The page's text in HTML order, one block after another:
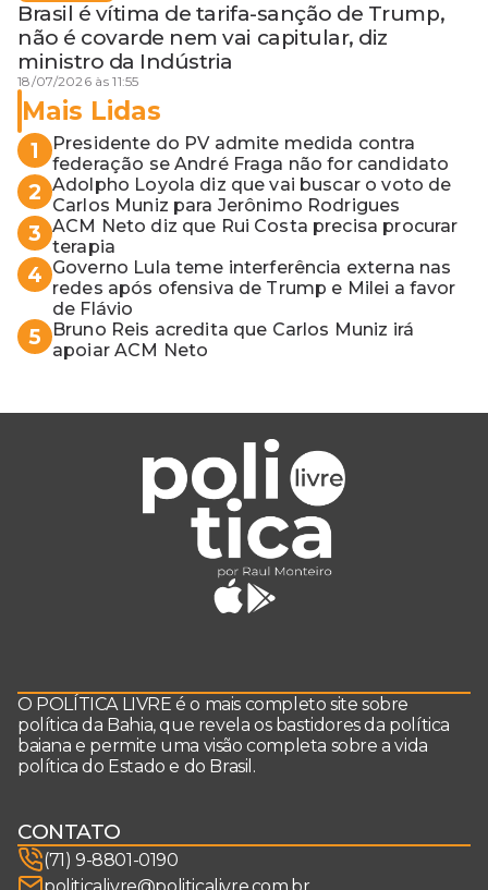
Brasil é vítima de tarifa-sanção de Trump,
não é covarde nem vai capitular, diz
ministro da Indústria
18/07/2026 às 11:55
Mais Lidas
1
Presidente do PV admite medida contra
federação se André Fraga não for candidato
2 Adolpho Loyola diz que vai buscar o voto de
Carlos Muniz para Jerônimo Rodrigues
3 ACM Neto diz que Rui Costa precisa procurar
terapia
4 Governo Lula teme interferência externa nas
redes após ofensiva de Trump e Milei a favor
de Flávio
5
Bruno Reis acredita que Carlos Muniz irá
apoiar ACM Neto
O POLÍTICA LIVRE é o mais completo site sobre
política da Bahia, que revela os bastidores da política
baiana e permite uma visão completa sobre a vida
política do Estado e do Brasil.
CONTATO
(71) 9-8801-0190